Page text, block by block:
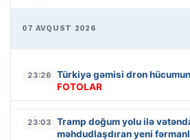
07 AVQUST 2026
23:26 Türkiyə gəmisi dron
FOTOLAR
23:03
Tramp doğum yolu ilə
məhdudlaşdıran yeni